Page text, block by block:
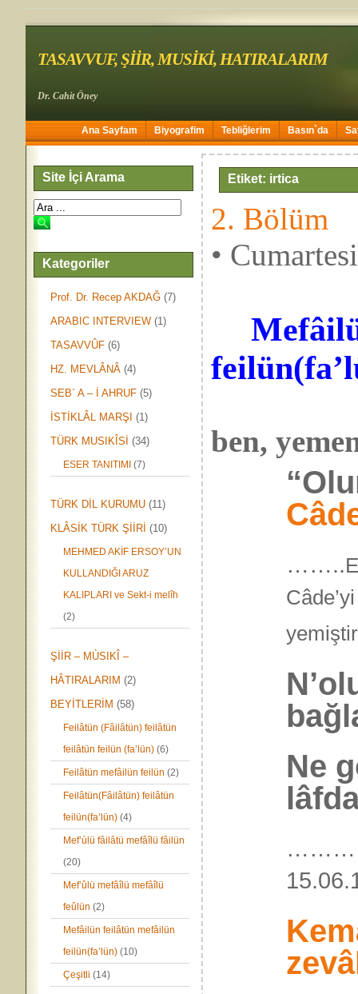
TASAVVUF, ŞİİR, MUSİKİ, HATIRALARIM
Dr. Cahit Öney
Ana Sayfam Biyografim Tebliğlerim Basın`da
Site İçi Arama
Kategoriler
Prof. Dr. Recep AKDAĞ (7)
ARABIC INTERVIEW (1)
TASAVVÛF (6)
HZ. MEVLÂNÂ (4)
SEB` A – İ AHRUF (5)
İSTİKLÂL MARŞI (1)
TÜRK MUSIKÎSİ (34)
ESER TANITIMI (7)
TÜRK DİL KURUMU (11)
KLÂSİK TÜRK ŞİİRİ (10)
MEHMED AKİF ERSOY’UN
KULLANDIĞI ARUZ
KALIPLARI ve Sekt-i melîh
(2)
ŞİİR – MÙSIKÎ –
HÂTIRALARIM (2)
BEYİTLERİM (58)
Feilâtün (Fâilâtün) feilâtün
feilâtün feilün (fa’lün) (6)
Feilâtün mefâilün feilün (2)
Feilâtün(Fâilâtün) feilâtün
feilün(fa’lün) (4)
Mef’ùlü fâilâtü mefâîlü fâilün
(20)
Mef’ûlü mefâîlü mefâîlü
feûlün (2)
Mefâilün feilâtün mefâilün
feilün(fa’lün) (10)
Çeşitli (14)
Etiket: irtica
2. Bölüm
•
feilün(
ben,
……..
Ne